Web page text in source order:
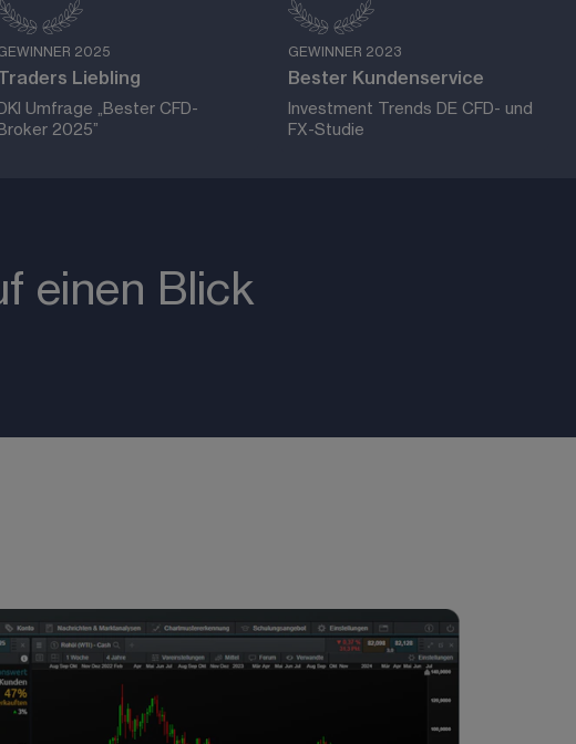
2025
Liebling
DKI Umfrage „Bester CFD-
Broker 2025”
GEWINNER 2023
Bester Kundenservice
Investment Trends DE CFD- und
FX-Studie
einen Blick